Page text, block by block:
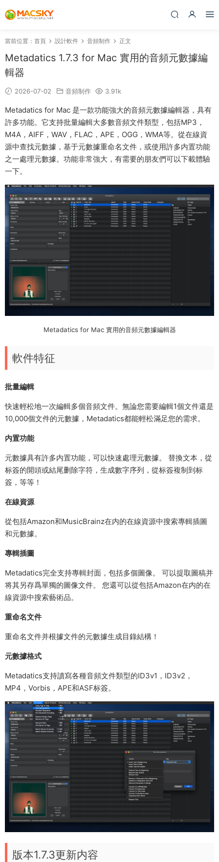
當前位置： 首頁 設計軟件 音頻制作 正文
Metadatics 1.7.3 for Mac 實用的音頻元數據編
輯器
2026-07-02 音頻制作 3.91k
Metadatics for Mac 是一款功能強大的音頻元數據編輯器，具有
許多功能。它支持批量編輯大多數音頻文件類型，包括MP3，
M4A，AIFF，WAV，FLAC，APE，OGG，WMA等。從在線資
源中查找元數據，基于元數據重命名文件，或使用許多内置功能
之一處理元數據。功能非常強大，有需要的朋友們可以下載體驗
一下。
Metadatics for Mac 實用的音頻元數據編輯器
軟件特征
批量編輯
快速輕松地一次編輯多個音頻文件。無論您需要編輯1個文件還是
10,000個文件的元數據，Metadatics都能輕松滿足您的需求。
内置功能
元數據具有許多内置功能，可以快速處理元數據。 替換文本，從
标簽的開頭或結尾删除字符，生成數字序列，從标簽複制到标
簽，等等！
在線資源
從包括Amazon和MusicBrainz在内的在線資源中搜索專輯插圖
和元數據。
專輯插圖
Metadatics完全支持專輯封面，包括多個圖像。 可以提取圖稿并
将其另存爲單獨的圖像文件。 您還可以從包括Amazon在内的在
線資源中搜索藝術品。
重命名文件
重命名文件并根據文件的元數據生成目錄結構！
元數據格式
Metadatics支持讀寫各種音頻文件類型的ID3v1，ID3v2，
MP4，Vorbis，APE和ASF标簽。
版本1.7.3更新内容